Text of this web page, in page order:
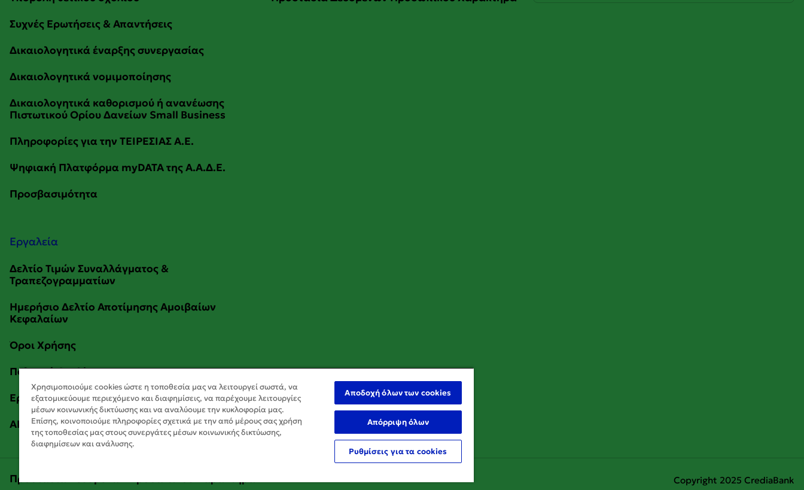
Εργαλεία
Copyright 2025 CrediaBank
Χρησιμοποιούμε cookies ώστε η τοποθεσία μας να λειτουργεί σωστά, να
εξατομικεύουμε περιεχόμενο και διαφημίσεις, να παρέχουμε λειτουργίες
μέσων κοινωνικής δικτύωσης και να αναλύουμε την κυκλοφορία μας.
Επίσης, κοινοποιούμε πληροφορίες σχετικά με την από μέρους σας χρήση
της τοποθεσίας μας στους συνεργάτες μέσων κοινωνικής δικτύωσης,
διαφημίσεων και ανάλυσης.
Αποδοχή όλων των cookies
Απόρριψη όλων
Ρυθμίσεις για τα cookies